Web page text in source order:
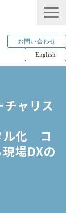
お問い合わせ
English
チャリス
化　コ
場DXの